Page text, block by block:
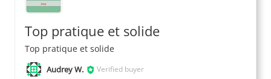
Top pratique et solide
Top pratique et solide
Audrey W. Verified buyer